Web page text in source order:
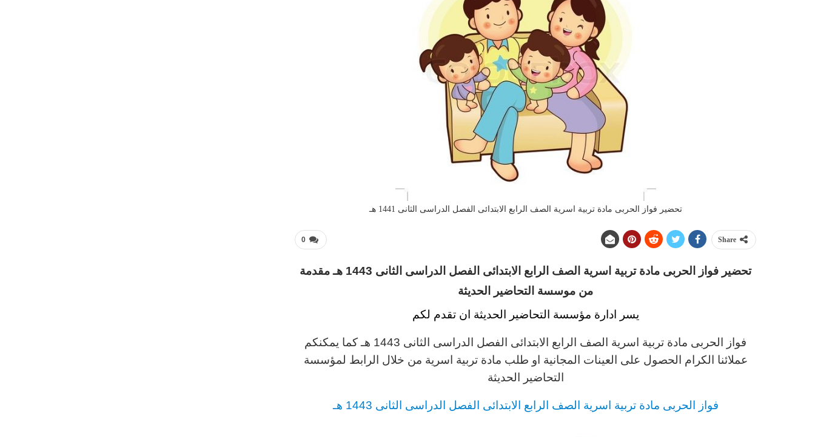
تحضير فواز الحربى مادة تربية اسرية الصف الرابع الابتدائى الفصل الدراسى الثانى 1441 هـ
0 Share
تحضير فواز الحربى مادة تربية اسرية الصف الرابع الابتدائى الفصل الدراسى الثانى 1443 هـ مقدمة
من موسسة التحاضير الحديثة
يسر ادارة مؤسسة التحاضير الحديثة ان تقدم لكم
فواز الحربى مادة تربية اسرية الصف الرابع الابتدائى الفصل الدراسى الثانى 1443 هـ كما يمكنكم
عملائنا الكرام الحصول على العينات المجانية او طلب مادة تربية اسرية من خلال الرابط لمؤسسة
التحاضير الحديثة
فواز الحربى مادة تربية اسرية الصف الرابع الابتدائى الفصل الدراسى الثانى 1443 هـ